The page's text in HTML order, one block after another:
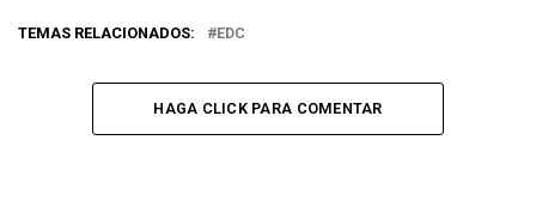
TEMAS RELACIONADOS: EDC
HAGA CLICK PARA COMENTAR